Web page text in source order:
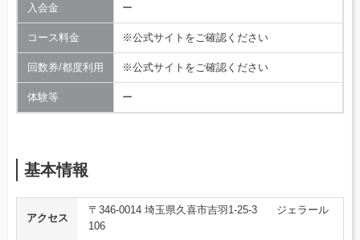
入会金 ー
コース料金 ※公式サイトをご確認ください
回数券/都度利用 ※公式サイトをご確認ください
体験等 ー
基本情報
アクセス
〒346-0014 埼玉県久喜市吉羽1-25-3 ジェラール
106